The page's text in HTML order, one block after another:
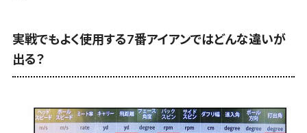
実戦でもよく使用する7番アイアンではどんな違いが
出る？